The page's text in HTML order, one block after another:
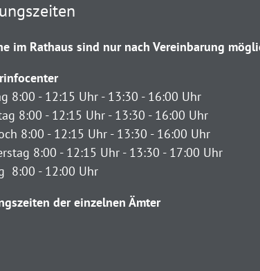
im Rathaus sind nur nach Vereinbarung
8:00 - 12:15 Uhr - 13:30 - 16:00 Uhr
8:00 - 12:15 Uhr - 13:30 - 16:00 Uhr
8:00 - 12:15 Uhr - 13:30 - 16:00 Uhr
8:00 - 12:15 Uhr - 13:30 - 17:00 Uhr
8:00 - 12:00 Uhr
der einzelnen Ämter